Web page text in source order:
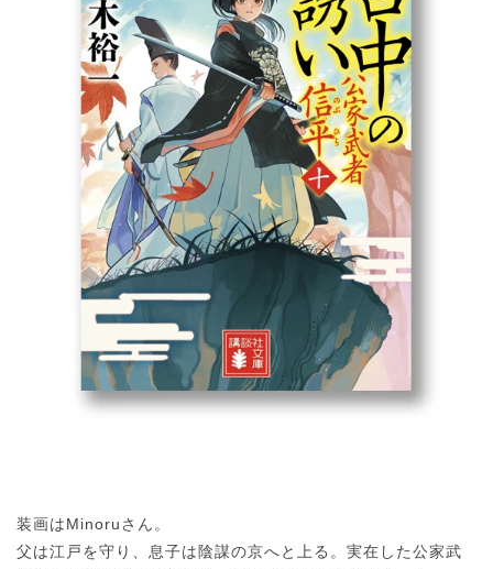
装画はMinoruさん。
父は江戸を守り、息子は陰謀の京へと上る。実在した公家武